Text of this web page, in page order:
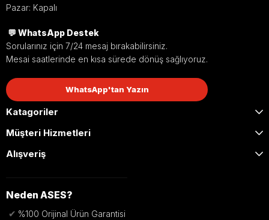
Pazar: Kapalı
💬 WhatsApp Destek
Sorularınız için 7/24 mesaj bırakabilirsiniz.
Mesai saatlerinde en kısa sürede dönüş sağlıyoruz.
WhatsApp'tan Yazın
Katagoriler
Müşteri Hizmetleri
Alışveriş
Neden ASES?
✔ %100 Orijinal Ürün Garantisi